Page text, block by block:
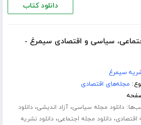
دانلود کتاب
سیاسی و اقتصادی سیمرغ -
سیمرغ
مجله‌های اقتصادی
دانلود مجله سیاسی،آزاد اندیشی،دانلود
اقتصادی،دانلود مجله اجتماعی،دانلود نشریه